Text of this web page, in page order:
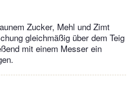
Zucker, Mehl und Zimt
gleichmäßig über dem Teig
mit einem Messer ein